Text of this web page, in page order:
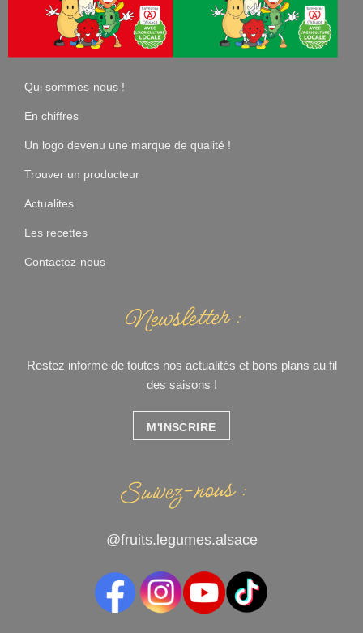
Qui sommes-nous !
En chiffres
Un logo devenu une marque de qualité !
Trouver un producteur
Actualites
Les recettes
Contactez-nous
Newsletter :
Restez informé de toutes nos actualités et bons plans au fil
des saisons !
M'INSCRIRE
Suivez-nous :
@fruits.legumes.alsace